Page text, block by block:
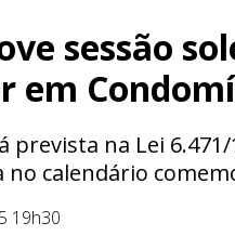
sessão
em
prevista na Lei
calendário
19h30